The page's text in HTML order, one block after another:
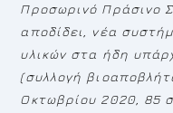
Προσωρινό Πράσινο
αποδίδει, νέα
υλικών στα ήδη
(συλλογή
Οκτωβρίου 2020, 85